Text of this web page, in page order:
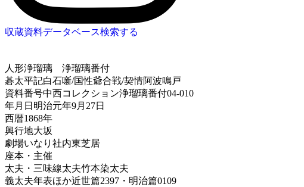
収蔵資料データベース検索する
人形浄瑠璃 浄瑠璃番付
碁太平記白石噺/国性爺合戦/契情阿波鳴戸
資料番号中西コレクション浄瑠璃番付04-010
年月日 明治元年9月27日
西暦1868年
興行地大坂
劇場いなり社内東芝居
座本・主催
太夫・三味線太夫竹本染太夫
義太夫年表ほか近世篇2397・明治篇0109